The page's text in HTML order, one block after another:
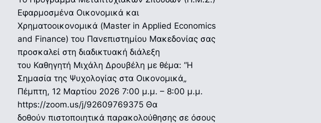
Εφαρμοσμένα Οικονομικά και
Χρηματοοικονομικά (Master in Applied Economics
and Finance) του Πανεπιστημίου Μακεδονίας σας
προσκαλεί στη διαδικτυακή διάλεξη
του Καθηγητή Μιχάλη Δρουβέλη με θέμα: “Η
Σημασία της Ψυχολογίας στα Οικονομικά„
Πέμπτη, 12 Μαρτίου 2026 7:00 μ.μ. – 8:00 μ.μ.
https://zoom.us/j/92609769375 Θα
δοθούν πιστοποιητικά παρακολούθησης σε όσους